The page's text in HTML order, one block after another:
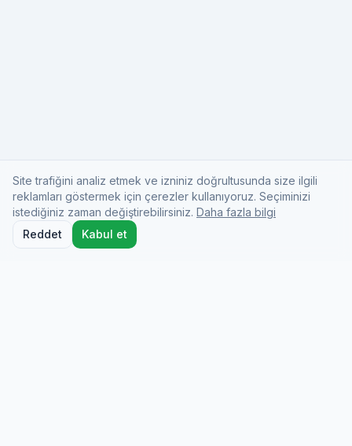
Site trafiğini analiz etmek ve izniniz doğrultusunda size ilgili
reklamları göstermek için çerezler kullanıyoruz. Seçiminizi
istediğiniz zaman değiştirebilirsiniz. Daha fazla bilgi
Reddet
Kabul et